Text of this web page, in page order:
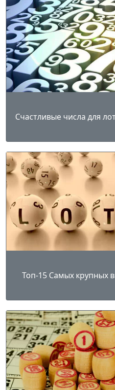
Счастливые числа для
Топ-15 Самых крупных